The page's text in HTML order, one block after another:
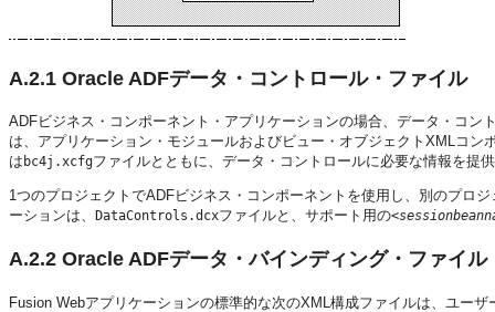
A.2.1 Oracle ADFデータ・コントロール・ファイル
ADFビジネス・コンポーネント・アプリケーションの場合、データ・コ
は、アプリケーション・モジュールおよびビュー・オブジェクトXMLコ
は bc4j.xcfgファイルとともに、データ・コントロールに必要な情報を提
1つのプロジェクトでADFビジネス・コンポーネントを使用し、別のプロ
ーションは、
DataControls.dcxファイルと、サポート用の
A.2.2 Oracle ADFデータ・バインディング・ファイル
Fusion Webアプリケーションの標準的な次のXML構成ファイルは、ユー